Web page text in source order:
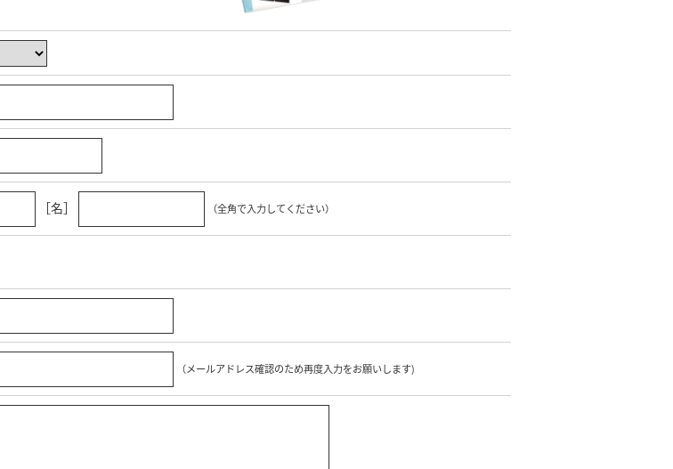
［名］ （全角で入力してください）
（メールアドレス確認のため再度入力をお願いします)